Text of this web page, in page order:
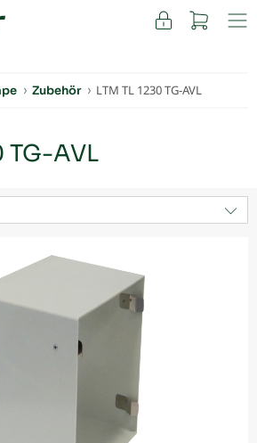
Zubehör LTM TL 1230 TG-AVL
TG-AVL